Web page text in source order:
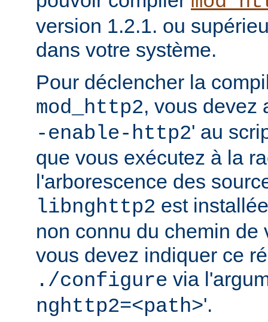
version 1.2.1. ou
dans votre système.
Pour déclencher la
mod_http2, vous devez
-enable-http2' au
que vous exécutez à la
l'arborescence des
libnghttp2 est
non connu du chemin de
vous devez indiquer ce
./configure via
nghttp2=<path>'.